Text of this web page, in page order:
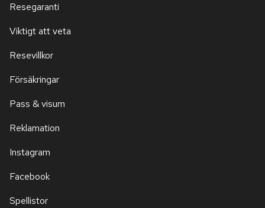
Resegaranti
Viktigt att veta
Resevillkor
Försäkringar
Pass & visum
Reklamation
Instagram
Facebook
Spellistor